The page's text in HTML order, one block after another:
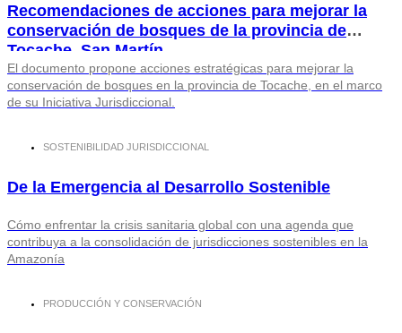
Recomendaciones de acciones para mejorar la
conservación de bosques de la provincia de
Tocache, San Martín
El documento propone acciones estratégicas para mejorar la
conservación de bosques en la provincia de Tocache, en el marco
de su Iniciativa Jurisdiccional.
SOSTENIBILIDAD JURISDICCIONAL
De la Emergencia al Desarrollo Sostenible
Cómo enfrentar la crisis sanitaria global con una agenda que
contribuya a la consolidación de jurisdicciones sostenibles en la
Amazonía
PRODUCCIÓN Y CONSERVACIÓN